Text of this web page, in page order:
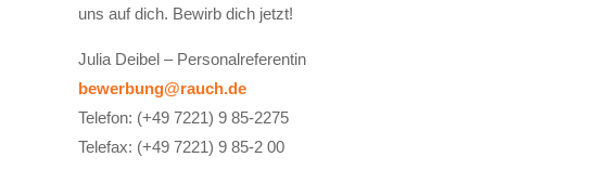
uns auf dich. Bewirb dich jetzt!
Julia Deibel – Personalreferentin
bewerbung@rauch.de
Telefon: (+49 7221) 9 85-2275
Telefax: (+49 7221) 9 85-2 00